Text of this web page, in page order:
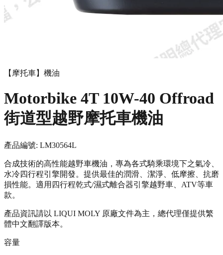
【摩托車】機油
Motorbike 4T 10W-40 Offroad
街道型越野摩托車機油
產品編號: LM30564L
合成技術的高性能越野車機油，專為各式騎乘環境下之氣冷、
水冷四行程引擎開發。提供最佳的潤滑、潔淨、低摩擦、抗磨
損性能。適用四行程乾式/濕式離合器引擎越野車、ATV等車
款。
產品資訊請以 LIQUI MOLY 原廠文件為主，總代理僅提供繁
體中文翻譯版本。
容量